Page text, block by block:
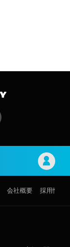
会社概要 採用情報